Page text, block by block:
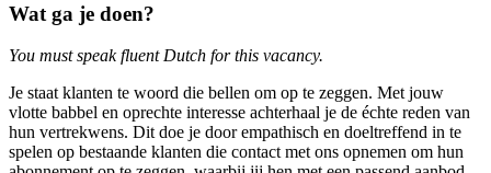
Wat ga je doen?
You must speak fluent Dutch for this vacancy.
Je staat klanten te woord die bellen om op te zeggen. Met jouw
vlotte babbel en oprechte interesse achterhaal je de échte reden van
hun vertrekwens. Dit doe je door empathisch en doeltreffend in te
spelen op bestaande klanten die contact met ons opnemen om hun